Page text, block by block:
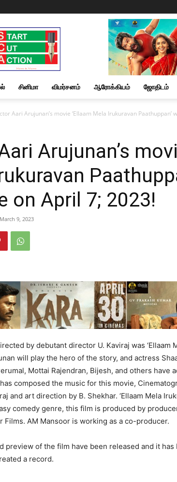
Start
Cut
Action
|
News
&
சினிமா விமர்சனம் ஆரோக்கியம் ஜோதிடம்
Aari Arujunan’s movie ‘Ellaam Mela Irukuravan Paathuppan’
Arujunan’s
on April 7; 2023!
March 9, 2023
by debutant director U. Kaviraj was ‘Ellaam
will play the hero of the story, and actress
Mottai Rajendran, Bijesh, and others have
composed the music for this movie,
and art direction by B. Shekhar. ‘Ellaam Mela
comedy genre, this film is produced by
Films. AM Mansoor is working as a co-producer.
preview of the film have been released and it
a record.